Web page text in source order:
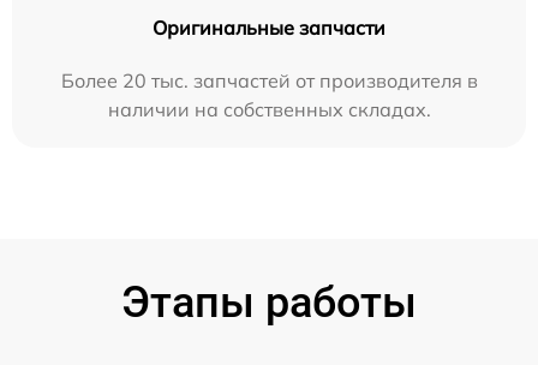
Оригинальные запчасти
Более 20 тыс. запчастей от производителя в
наличии на собственных складах.
Этапы работы